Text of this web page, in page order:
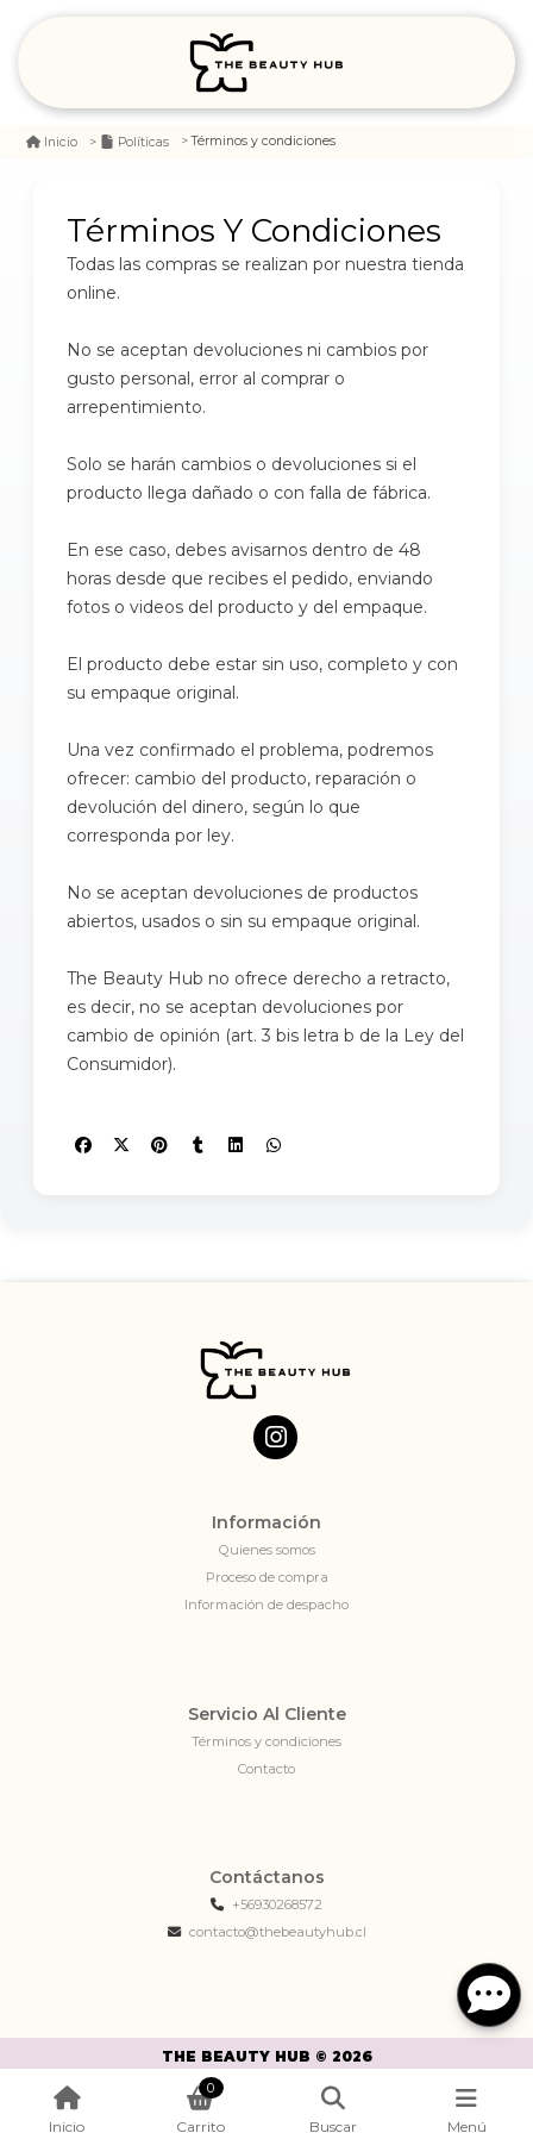
Inicio Políticas Términos y condiciones
Términos Y Condiciones
Todas las compras se realizan por nuestra tienda
online.
No se aceptan devoluciones ni cambios por
gusto personal, error al comprar o
arrepentimiento.
Solo se harán cambios o devoluciones si el
producto llega dañado o con falla de fábrica.
En ese caso, debes avisarnos dentro de 48
horas desde que recibes el pedido, enviando
fotos o videos del producto y del empaque.
El producto debe estar sin uso, completo y con
su empaque original.
Una vez confirmado el problema, podremos
ofrecer: cambio del producto, reparación o
devolución del dinero, según lo que
corresponda por ley.
No se aceptan devoluciones de productos
abiertos, usados o sin su empaque original.
The Beauty Hub no ofrece derecho a retracto,
es decir, no se aceptan devoluciones por
cambio de opinión (art. 3 bis letra b de la Ley del
Consumidor).
Información
Quienes somos
Proceso de compra
Información de despacho
Servicio Al Cliente
Términos y condiciones
Contacto
Contáctanos
+56930268572
contacto@thebeautyhub.cl
THE BEAUTY HUB © 2026
¿Te gusta mi tienda? Yo vendo con
Inicio
0
Carrito Buscar Menú